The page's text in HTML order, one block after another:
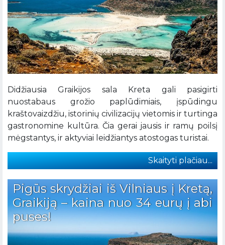
Didžiausia Graikijos sala Kreta gali pasigirti
nuostabaus grožio paplūdimiais, įspūdingu
kraštovaizdžiu, istorinių civilizacijų vietomis ir turtinga
gastronomine kultūra. Čia gerai jausis ir ramų poilsį
mėgstantys, ir aktyviai leidžiantys atostogas turistai.
Skaityti plačiau...
Pigūs skrydžiai iš Vilniaus į Kretą,
Graikiją – kaina nuo 34 eurų į abi
puses!